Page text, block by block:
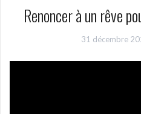
Renoncer à un rêve
31 décembre